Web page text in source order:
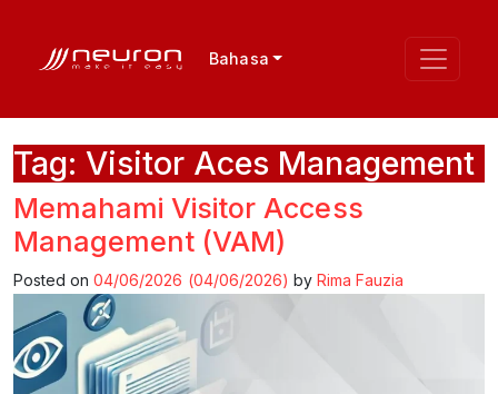
Bahasa
Tag:Visitor Aces Management
Memahami Visitor Access
Management (VAM)
Posted on04/06/2026 (04/06/2026) by Rima Fauzia